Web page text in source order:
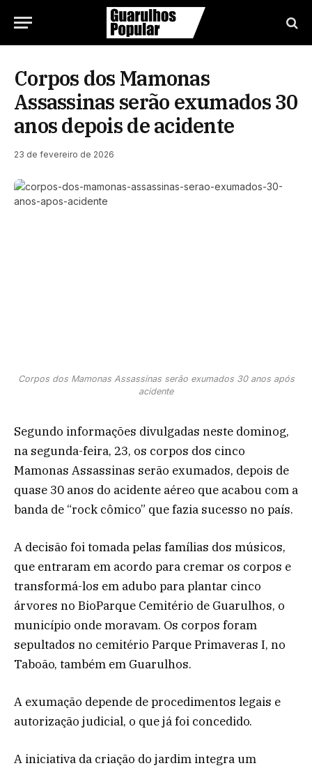
Corpos dos Mamonas
Assassinas serão exumados 30
anos depois de acidente
23 de fevereiro de 2026
Corpos dos Mamonas Assassinas serão exumados 30 anos após
acidente
Segundo informações divulgadas neste dominog,
na segunda-feira, 23, os corpos dos cinco
Mamonas Assassinas serão exumados, depois de
quase 30 anos do acidente aéreo que acabou com a
banda de “rock cômico” que fazia sucesso no país.
A decisão foi tomada pelas famílias dos músicos,
que entraram em acordo para cremar os corpos e
transformá-los em adubo para plantar cinco
árvores no BioParque Cemitério de Guarulhos, o
município onde moravam. Os corpos foram
sepultados no cemitério Parque Primaveras I, no
Taboão, também em Guarulhos.
A exumação depende de procedimentos legais e
autorização judicial, o que já foi concedido.
A iniciativa da criação do jardim integra um